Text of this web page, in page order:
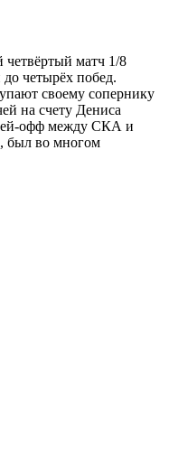
матч 1/8
четырёх побед.
своему сопернику
на счету Дениса
офф между СКА и
был во многом